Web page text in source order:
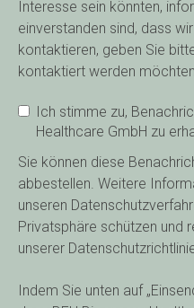
Interesse sein könnten,
einverstanden sind, dass
kontaktieren, geben Sie
kontaktiert werden
Ich stimme zu,
Healthcare GmbH zu
Sie können diese
abbestellen. Weitere
unseren
Privatsphäre schützen und
unserer
Indem Sie unten auf